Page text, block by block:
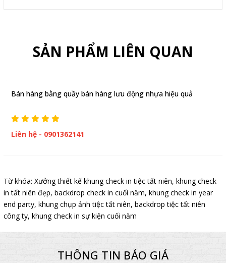
SẢN PHẨM LIÊN QUAN
Bán hàng bằng quầy bán hàng lưu động nhựa hiệu quả
Liên hệ - 0901362141
Từ khóa: Xưởng thiết kế khung check in tiệc tất niên, khung check
in tất niên đẹp, backdrop check in cuối năm, khung check in year
end party, khung chụp ảnh tiệc tất niên, backdrop tiệc tất niên
công ty, khung check in sự kiện cuối năm
THÔNG TIN BÁO GIÁ